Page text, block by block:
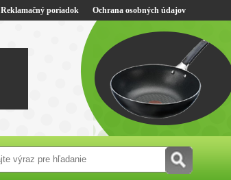
Reklamačný poriadok Ochrana osobných údajov